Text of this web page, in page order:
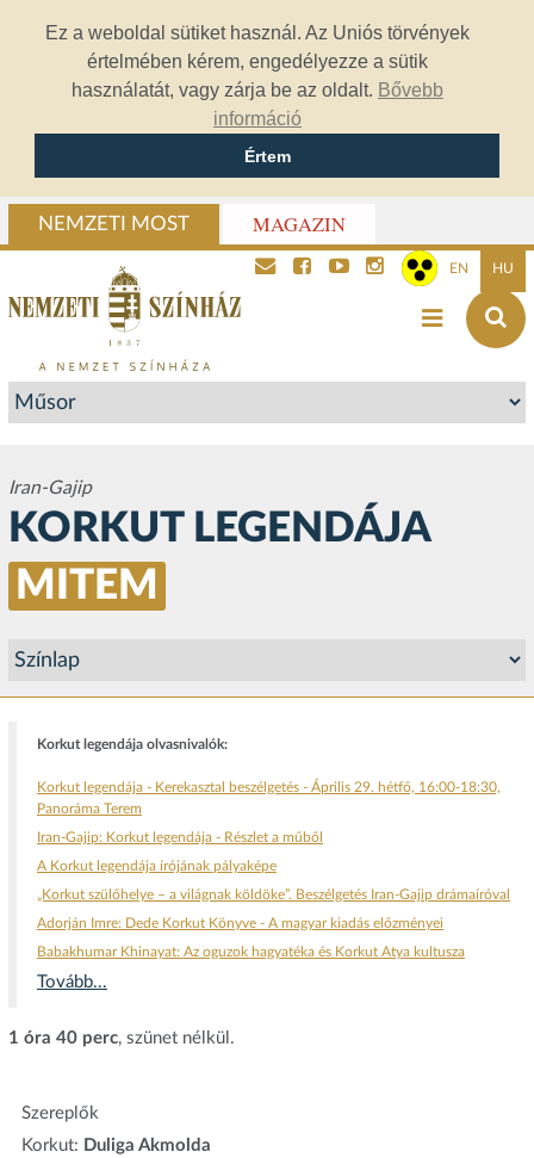
Ez a weboldal sütiket használ. Az Uniós törvények
értelmében kérem, engedélyezze a sütik
használatát, vagy zárja be az oldalt. Bővebb
információ
Értem
NEMZETI MOST MAGAZIN
EN HU
Iran-Gajip
KORKUT LEGENDÁJA
MITEM
Korkut legendája olvasnivalók:
Korkut legendája - Kerekasztal beszélgetés - Április 29. hétfő, 16:00-18:30,
Panoráma Terem
Iran-Gajip: Korkut legendája - Részlet a műből
A Korkut legendája írójának pályaképe
„Korkut szülőhelye – a világnak köldöke”. Beszélgetés Iran-Gajip drámaíróval
Adorján Imre: Dede Korkut Könyve - A magyar kiadás előzményei
Babakhumar Khinayat: Az oguzok hagyatéka és Korkut Atya kultusza
Tovább...
1 óra 40 perc, szünet nélkül.
Szereplők
Korkut: Duliga Akmolda